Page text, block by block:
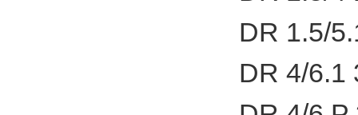
DR 1.5/
DR 4/6.1